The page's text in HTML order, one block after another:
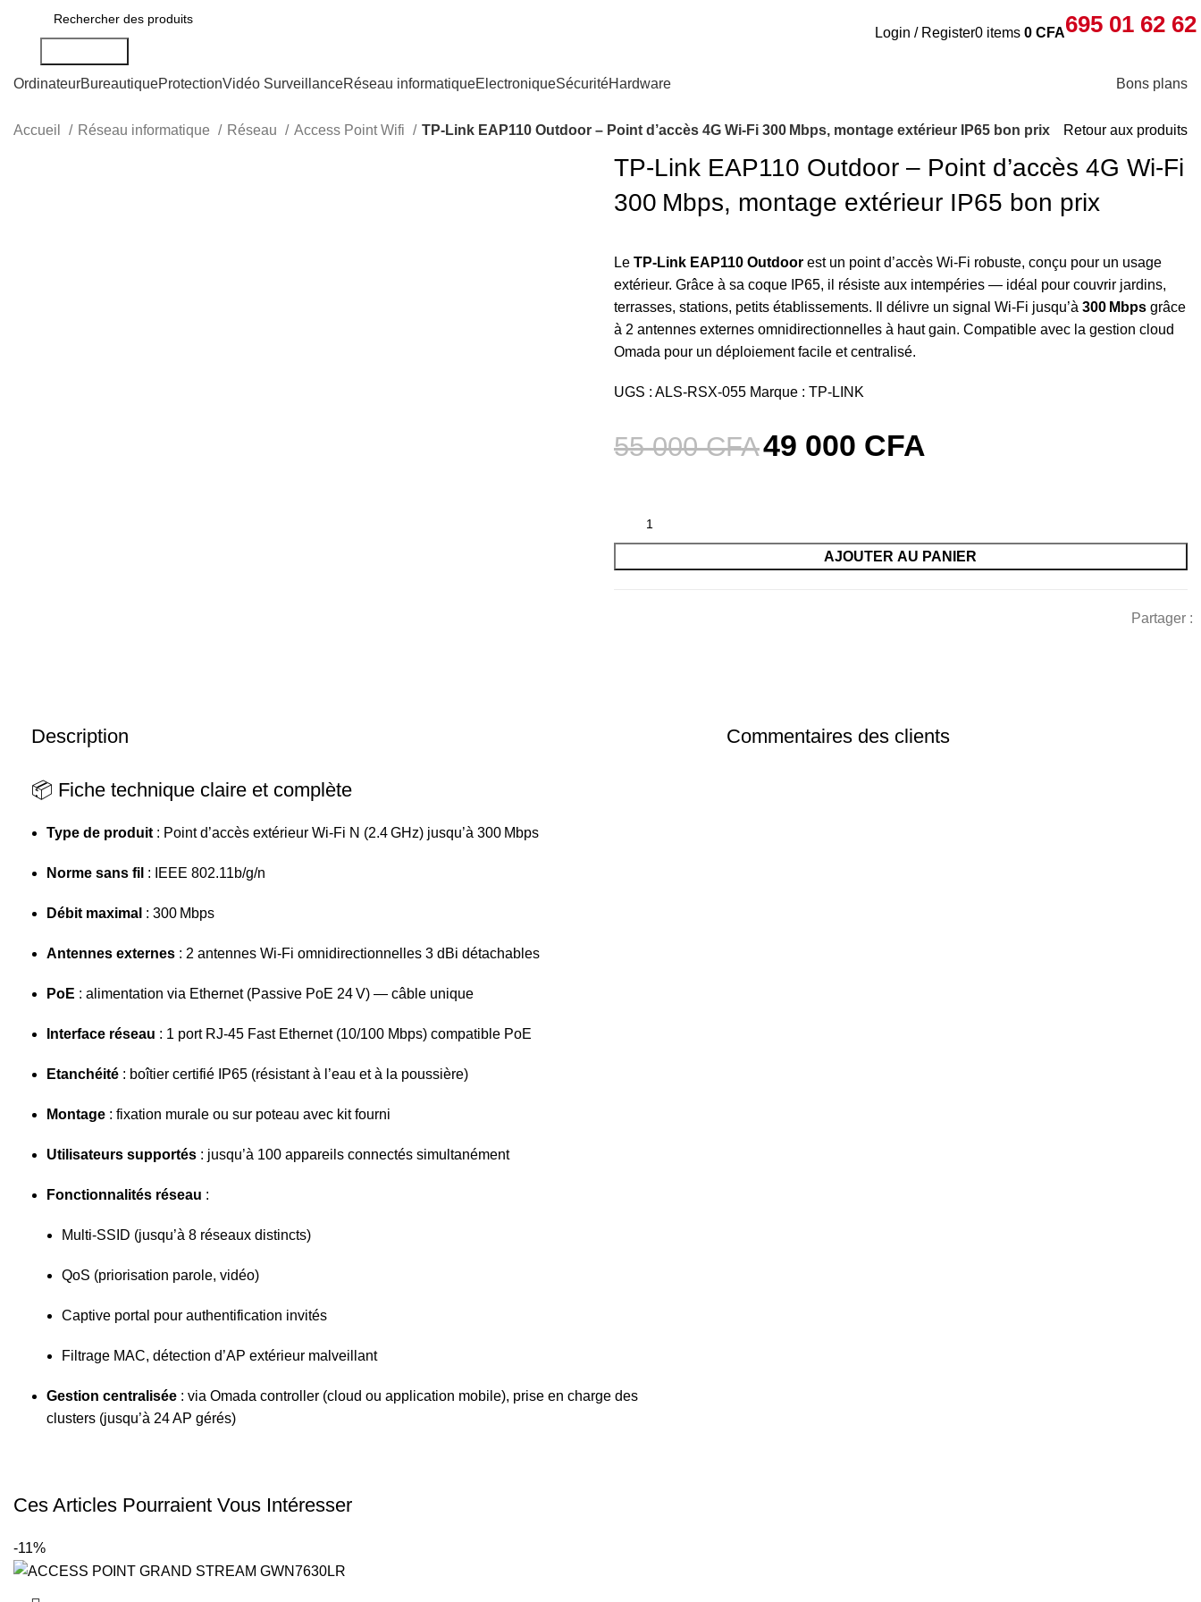
Login / Register0 items 0 CFA695 01 62 62
OrdinateurBureautiqueProtectionVidéo SurveillanceRéseau informatiqueElectroniqueSécuritéHardware Bons plans
Accueil Réseau informatique Réseau Access Point Wifi TP‑Link EAP110 Outdoor – Point d’accès 4G Wi‑Fi 300 Mbps, montage extérieur IP65 bon prix Retour aux produits
TP‑Link EAP110 Outdoor – Point d’accès 4G Wi‑Fi
300 Mbps, montage extérieur IP65 bon prix
Le TP‑Link EAP110 Outdoorest un point d’accès Wi‑Fi robuste, conçu pour un usage
extérieur. Grâce à sa coque IP65, il résiste aux intempéries — idéal pour couvrir jardins,
terrasses, stations, petits établissements. Il délivre un signal Wi‑Fi jusqu’à 300 Mbpsgrâce
à 2 antennes externes omnidirectionnelles à haut gain. Compatible avec la gestion cloud
Omada pour un déploiement facile et centralisé.
UGS : ALS-RSX-055 Marque : TP-LINK
55 000CFA49 000 CFA
AJOUTER AU PANIER
Partager :
Description
📦 Fiche technique claire et complète
Type de produit : Point d’accès extérieur Wi‑Fi N (2.4 GHz) jusqu’à 300 Mbps
Norme sans fil : IEEE 802.11b/g/n
Débit maximal : 300 Mbps
Antennes externes : 2 antennes Wi‑Fi omnidirectionnelles 3 dBi détachables
PoE : alimentation via Ethernet (Passive PoE 24 V) — câble unique
Interface réseau : 1 port RJ‑45 Fast Ethernet (10/100 Mbps) compatible PoE
Etanchéité : boîtier certifié IP65 (résistant à l’eau et à la poussière)
Montage : fixation murale ou sur poteau avec kit fourni
Utilisateurs supportés : jusqu’à 100 appareils connectés simultanément
Fonctionnalités réseau :
Multi‑SSID (jusqu’à 8 réseaux distincts)
QoS (priorisation parole, vidéo)
Captive portal pour authentification invités
Filtrage MAC, détection d’AP extérieur malveillant
Gestion centralisée : via Omada controller (cloud ou application mobile), prise en charge des
clusters (jusqu’à 24 AP gérés)
Commentaires des clients
Ces Articles Pourraient Vous Intéresser
-11%